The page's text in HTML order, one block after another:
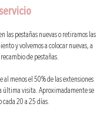
las pestañas nuevas o retiramos las
y volvemos a colocar nuevas, a
de pestañas.
al menos el 50% de las extensiones
última visita. Aproximadamente se
20 a 25 días.